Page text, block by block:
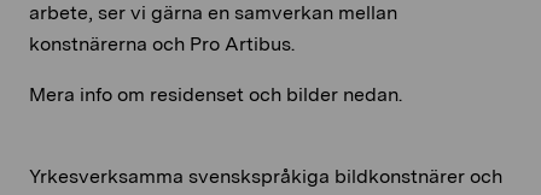
arbete, ser vi gärna en samverkan mellan
konstnärerna och Pro Artibus.
Mera info om residenset och bilder nedan.
Yrkesverksamma svenskspråkiga bildkonstnärer och